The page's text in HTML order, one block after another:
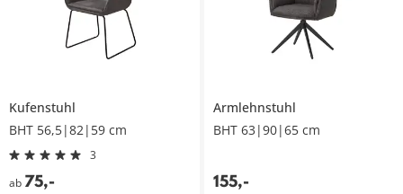
Kufenstuhl
BHT 56,5|82|59 cm
3
ab 75,-
Armlehnstuhl
BHT 63|90|65 cm
155,-